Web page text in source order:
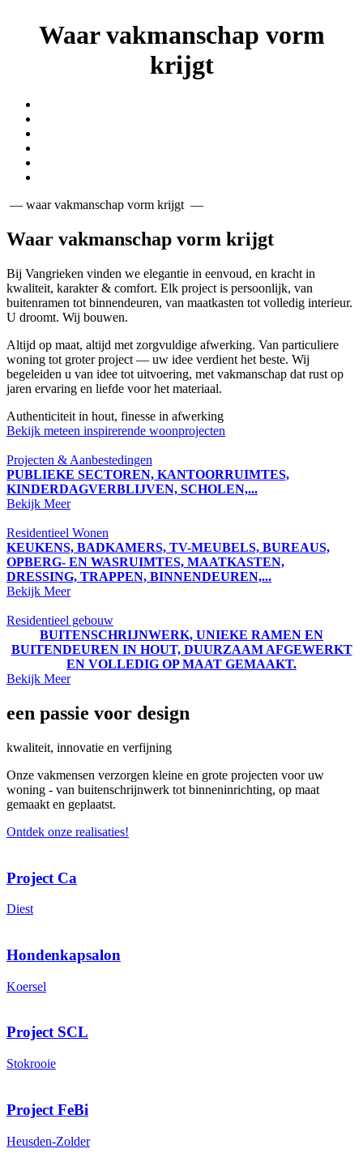
Waar vakmanschap vorm
krijgt
— waar vakmanschap vorm krijgt —
Waar vakmanschap vorm krijgt
Bij Vangrieken vinden we elegantie in eenvoud, en kracht in
kwaliteit, karakter & comfort. Elk project is persoonlijk, van
buitenramen tot binnendeuren, van maatkasten tot volledig interieur.
U droomt. Wij bouwen.
Altijd op maat, altijd met zorgvuldige afwerking. Van particuliere
woning tot groter project — uw idee verdient het beste. Wij
begeleiden u van idee tot uitvoering, met vakmanschap dat rust op
jaren ervaring en liefde voor het materiaal.
Authenticiteit in hout, finesse in afwerking
Bekijk meteen inspirerende woonprojecten
Projecten & Aanbestedingen
PUBLIEKE SECTOREN, KANTOORRUIMTES,
KINDERDAGVERBLIJVEN, SCHOLEN,...
Bekijk Meer
Residentieel Wonen
KEUKENS, BADKAMERS, TV-MEUBELS, BUREAUS,
OPBERG- EN WASRUIMTES, MAATKASTEN,
DRESSING, TRAPPEN, BINNENDEUREN,...
Bekijk Meer
Residentieel gebouw
BUITENSCHRIJNWERK, UNIEKE RAMEN EN
BUITENDEUREN IN HOUT, DUURZAAM AFGEWERKT
EN VOLLEDIG OP MAAT GEMAAKT.
Bekijk Meer
een passie voor design
kwaliteit, innovatie en verfijning
Onze vakmensen verzorgen kleine en grote projecten voor uw
woning - van buitenschrijnwerk tot binneninrichting, op maat
gemaakt en geplaatst.
Ontdek onze realisaties!
Project Ca
Diest
Hondenkapsalon
Koersel
Project SCL
Stokrooie
Project FeBi
Heusden-Zolder